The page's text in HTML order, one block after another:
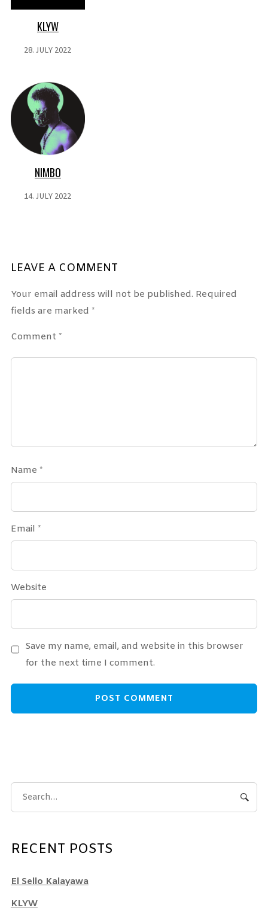
KLYW
28. JULY 2022
NIMBO
14. JULY 2022
LEAVE A COMMENT
Your email address will not be published. Required
fields are marked *
Comment *
Name *
Email *
Website
Save my name, email, and website in this browser
for the next time I comment.
RECENT POSTS
El Sello Kalayawa
KLYW